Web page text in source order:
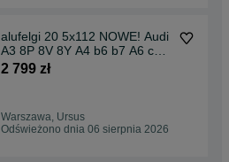
alufelgi 20 5x112 NOWE! Audi
A3 8P 8V 8Y A4 b6 b7 A6 c6
Q2 Q3
2 799 zł
Warszawa, Ursus
Odświeżono dnia 06 sierpnia 2026